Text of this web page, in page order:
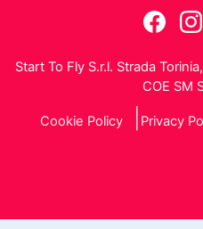
Start To Fly S.r.l. Strada
COE SM
Cookie Policy Privacy